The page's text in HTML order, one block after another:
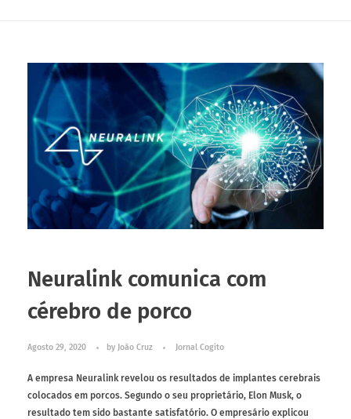
Neuralink comunica com
cérebro de porco
Agosto 29, 2020 by João Cruz Jornal Cogito
A empresa Neuralink revelou os resultados de implantes cerebrais
colocados em porcos. Segundo o seu proprietário, Elon Musk, o
resultado tem sido bastante satisfatório. O empresário explicou